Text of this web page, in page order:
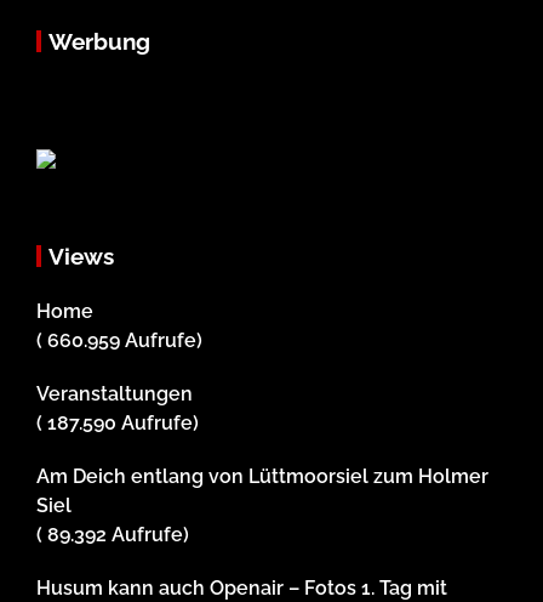
Werbung
Views
Home
( 660.959 Aufrufe)
Veranstaltungen
( 187.590 Aufrufe)
Am Deich entlang von Lüttmoorsiel zum Holmer
Siel
( 89.392 Aufrufe)
Husum kann auch Openair – Fotos 1. Tag mit